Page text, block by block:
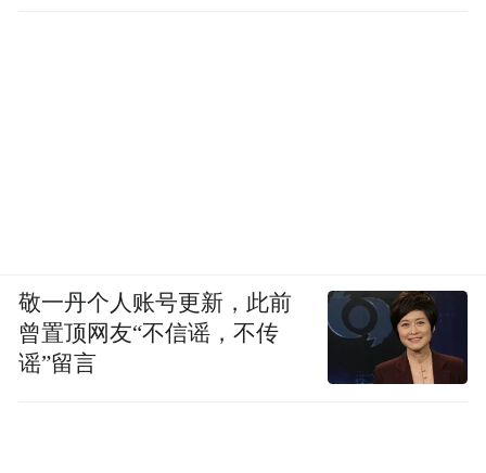
敬一丹个人账号更新，此前
曾置顶网友“不信谣，不传
谣”留言